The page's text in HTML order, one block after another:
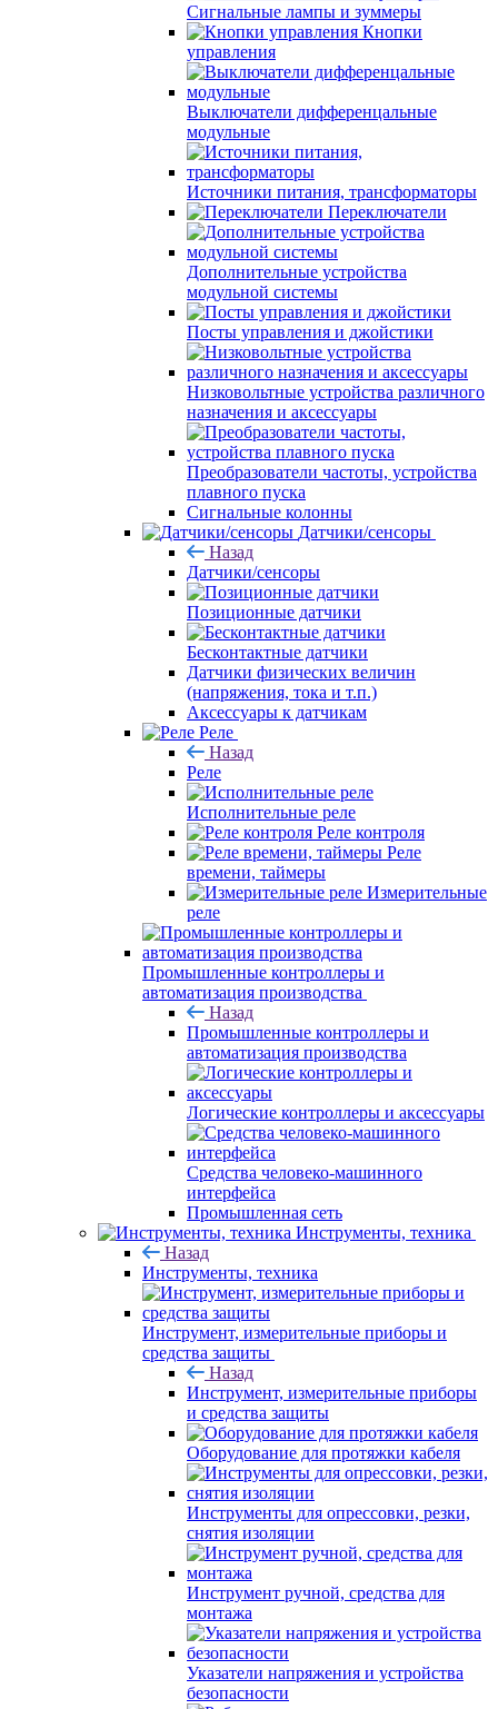
Сигнальные лампы и зуммеры
Кнопки
управления
Выключатели дифференцальные
модульные
Источники питания, трансформаторы
Переключатели
Дополнительные устройства
модульной системы
Посты управления и джойстики
Низковольтные устройства различного
назначения и аксессуары
Преобразователи частоты, устройства
плавного пуска
Сигнальные колонны
Датчики/сенсоры
Назад
Датчики/сенсоры
Позиционные датчики
Бесконтактные датчики
Датчики физических величин
(напряжения, тока и т.п.)
Аксессуары к датчикам
Реле
Назад
Реле
Исполнительные реле
Реле контроля
Реле
времени, таймеры
Измерительные
реле
Промышленные контроллеры и
автоматизация производства
Назад
Промышленные контроллеры и
автоматизация производства
Логические контроллеры и аксессуары
Средства человеко-машинного
интерфейса
Промышленная сеть
Инструменты, техника
Назад
Инструменты, техника
Инструмент, измерительные приборы и
средства защиты
Назад
Инструмент, измерительные приборы
и средства защиты
Оборудование для протяжки кабеля
Инструменты для опрессовки, резки,
снятия изоляции
Инструмент ручной, средства для
монтажа
Указатели напряжения и устройства
безопасности